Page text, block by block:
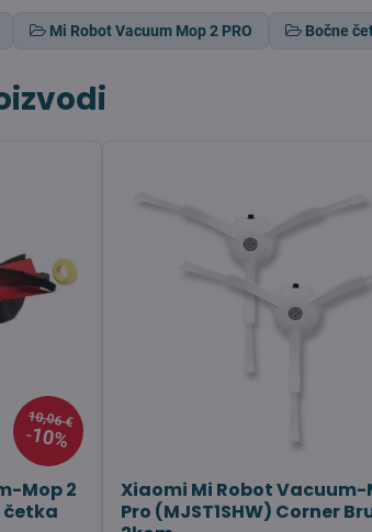
Mi Robot Vacuum Mop 2 PRO Bočne
10,06 €
10%
Mop 2
četka
Xiaomi Mi Robot Vacuum-
Pro (MJST1SHW) Corner